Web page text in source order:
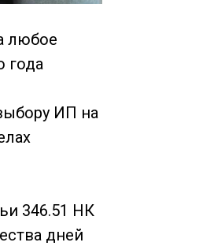
любое
года
ИП на
346.51 НК
дней